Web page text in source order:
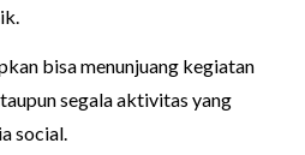
bisa menunjuang kegiatan
segala aktivitas yang
social.